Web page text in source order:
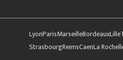
LyonParisMarseilleBordeauxLille
StrasbourgReimsCaenLa